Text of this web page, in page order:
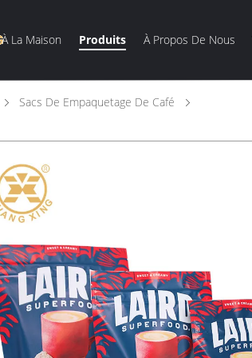
À La Maison Produits À Propos De Nous
Sacs De Empaquetage De Café